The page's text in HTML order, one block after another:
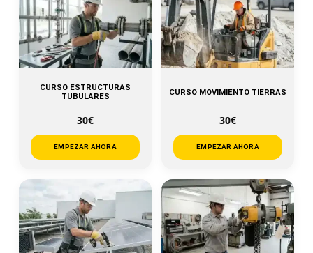
CURSO ESTRUCTURAS
TUBULARES
30€
EMPEZAR AHORA
CURSO MOVIMIENTO TIERRAS
30€
EMPEZAR AHORA